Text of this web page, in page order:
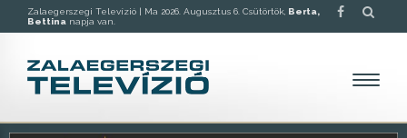
Zalaegerszegi Televízió | Ma 2026. Augusztus 6. Csütörtök, Berta,
Bettina napja van.